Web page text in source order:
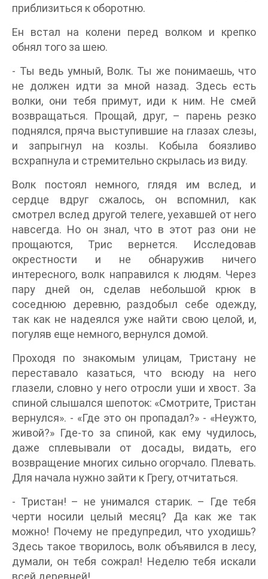
приблизиться к оборотню.
Ен встал на колени перед волком и крепко
обнял того за шею.
- Ты ведь умный, Волк. Ты же понимаешь, что
не должен идти за мной назад. Здесь есть
волки, они тебя примут, иди к ним. Не смей
возвращаться. Прощай, друг, – парень резко
поднялся, пряча выступившие на глазах слезы,
и запрыгнул на козлы. Кобыла боязливо
всхрапнула и стремительно скрылась из виду.
Волк постоял немного, глядя им вслед, и
сердце вдруг сжалось, он вспомнил, как
смотрел вслед другой телеге, уехавшей от него
навсегда. Но он знал, что в этот раз они не
прощаются, Трис вернется. Исследовав
окрестности и не обнаружив ничего
интересного, волк направился к людям. Через
пару дней он, сделав небольшой крюк в
соседнюю деревню, раздобыл себе одежду,
так как не надеялся уже найти свою целой, и,
погуляв еще немного, вернулся домой.
Проходя по знакомым улицам, Тристану не
переставало казаться, что всюду на него
глазели, словно у него отросли уши и хвост. За
спиной слышался шепоток: «Смотрите, Тристан
вернулся». - «Где это он пропадал?» - «Неужто,
живой?» Где-то за спиной, как ему чудилось,
даже сплевывали от досады, видать, его
возвращение многих сильно огорчало. Плевать.
Для начала нужно зайти к Грегу, отчитаться.
- Тристан! – не унимался старик. – Где тебя
черти носили целый месяц? Да как же так
можно! Почему не предупредил, что уходишь?
Здесь такое творилось, волк объявился в лесу,
думали, он тебя сожрал! Неделю тебя искали
всей деревней!